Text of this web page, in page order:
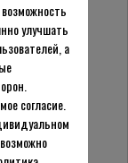
улучшать
а
согласие.